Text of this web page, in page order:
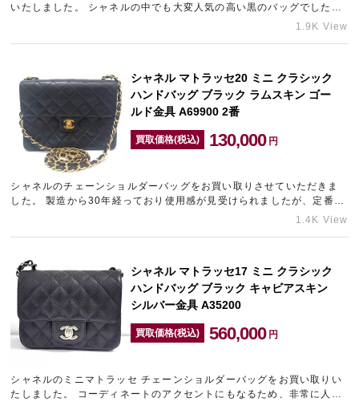
いたしました。 シャネルの中でも大変人気の高い黒のバッグでしたの
で、できる限りの金額をご提示させていただきました。 ギャラ…
1.9K View
シャネル マトラッセ20 ミニ クラシック
ハンドバッグ ブラック ラムスキン ゴー
ルド金具 A69900 2番
買取価格(税込) 130,000 円
シャネルのチェーンショルダーバッグをお買い取りさせていただきま
した。 製造から30年経っており使用感が見受けられましたが、定番人
気のバッグでしたので、精一杯の金額をご提示させていただきまし…
1.4K View
シャネル マトラッセ17 ミニ クラシック
ハンドバッグ ブラック キャビアスキン
シルバー金具 A35200
買取価格(税込) 560,000 円
シャネルのミニマトラッセ チェーンショルダーバッグをお買い取りい
たしました。 コーディネートのアクセントにもなるため、非常に人気